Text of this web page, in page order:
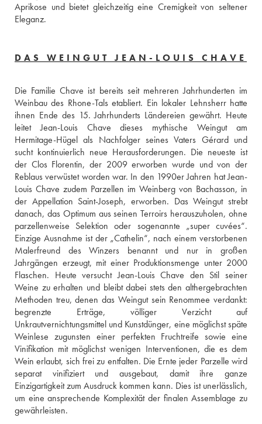
Aprikose und bietet gleichzeitig eine Cremigkeit von seltener
Eleganz.
DAS WEINGUT JEAN-LOUIS CHAVE
Die Familie Chave ist bereits seit mehreren Jahrhunderten im
Weinbau des Rhone-Tals etabliert. Ein lokaler Lehnsherr hatte
ihnen Ende des 15. Jahrhunderts Ländereien gewährt. Heute
leitet Jean-Louis Chave dieses mythische Weingut am
Hermitage-Hügel als Nachfolger seines Vaters Gérard und
sucht kontinuierlich neue Herausforderungen. Die neueste ist
der Clos Florentin, der 2009 erworben wurde und von der
Reblaus verwüstet worden war. In den 1990er Jahren hat Jean-
Louis Chave zudem Parzellen im Weinberg von Bachasson, in
der Appellation Saint-Joseph, erworben. Das Weingut strebt
danach, das Optimum aus seinen Terroirs herauszuholen, ohne
parzellenweise Selektion oder sogenannte „super cuvées“.
Einzige Ausnahme ist der „Cathelin“, nach einem verstorbenen
Malerfreund des Winzers benannt und nur in großen
Jahrgängen erzeugt, mit einer Produktionsmenge unter 2000
Flaschen. Heute versucht Jean-Louis Chave den Stil seiner
Weine zu erhalten und bleibt dabei stets den althergebrachten
Methoden treu, denen das Weingut sein Renommee verdankt:
begrenzte Erträge, völliger Verzicht auf
Unkrautvernichtungsmittel und Kunstdünger, eine möglichst späte
Weinlese zugunsten einer perfekten Fruchtreife sowie eine
Vinifikation mit möglichst wenigen Interventionen, die es dem
Wein erlaubt, sich frei zu entfalten. Die Ernte jeder Parzelle wird
separat vinifiziert und ausgebaut, damit ihre ganze
Einzigartigkeit zum Ausdruck kommen kann. Dies ist unerlässlich,
um eine ansprechende Komplexität der finalen Assemblage zu
gewährleisten.